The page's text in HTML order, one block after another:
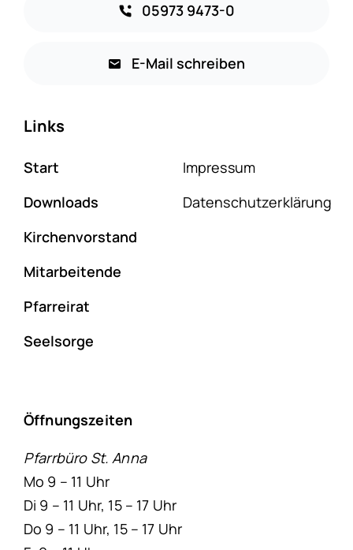
05973 9473-0
E-Mail schreiben
Links
Start
Downloads
Kirchenvorstand
Mitarbeitende
Pfarreirat
Seelsorge
Impressum
Datenschutzerklärung
Öffnungszeiten
Pfarrbüro St. Anna
Mo 9 – 11 Uhr
Di 9 – 11 Uhr, 15 – 17 Uhr
Do 9 – 11 Uhr, 15 – 17 Uhr